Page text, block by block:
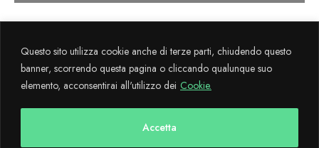
Questo sito utilizza cookie anche di terze parti, chiudendo questo
banner, scorrendo questa pagina o cliccando qualunque suo
elemento, acconsentirai all'utilizzo dei Cookie.
Accetta
Flegreaattraverso il sostegno finanziario FESR 2014-2020.
Copyright © 2024 CulturaFlegrea All Rights Reserved - Designed and